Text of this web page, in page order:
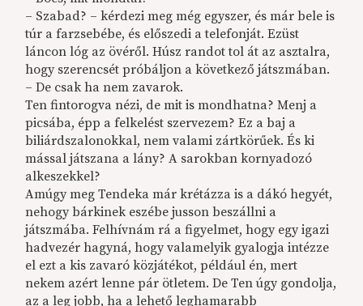
– Szabad? – kérdezi meg még egyszer, és már bele is
túr a farzsebébe, és előszedi a telefonját. Ezüst
láncon lóg az övéről. Húsz randot tol át az asztalra,
hogy szerencsét próbáljon a következő játszmában.
– De csak ha nem zavarok.
Ten fintorogva nézi, de mit is mondhatna? Menj a
picsába, épp a felkelést szervezem? Ez a baj a
biliárdszalonokkal, nem valami zártkörűek. És ki
mással játszana a lány? A sarokban kornyadozó
alkeszekkel?
Amúgy meg Tendeka már krétázza is a dákó hegyét,
nehogy bárkinek eszébe jusson beszállni a
játszmába. Felhívnám rá a figyelmet, hogy egy igazi
hadvezér hagyná, hogy valamelyik gyalogja intézze
el ezt a kis zavaró közjátékot, például én, mert
nekem azért lenne pár ötletem. De Ten úgy gondolja,
az a leg jobb, ha a lehető leghamarabb